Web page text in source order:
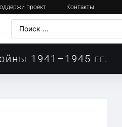
проект Контакты
1941–1945 гг.